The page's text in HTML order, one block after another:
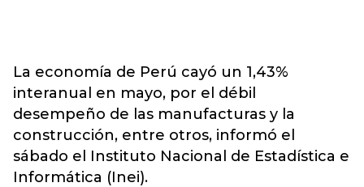
La economía de Perú cayó un 1,43%
interanual en mayo, por el débil
desempeño de las manufacturas y la
construcción, entre otros, informó el
sábado el Instituto Nacional de Estadística e
Informática (Inei).